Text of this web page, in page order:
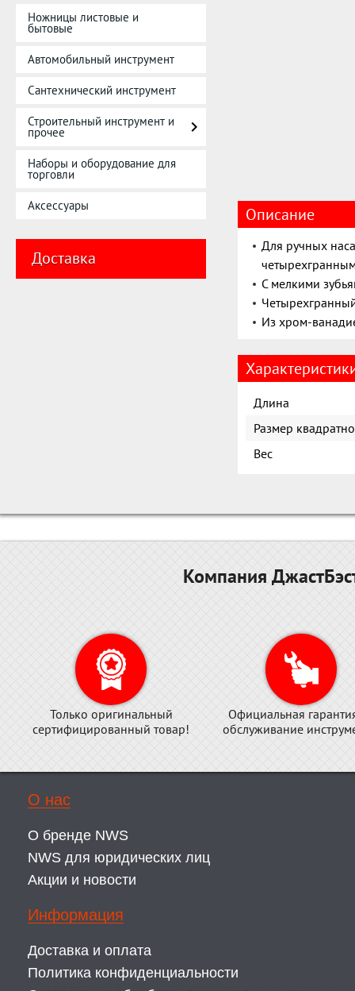
Ножницы листовые и
бытовые
Автомобильный инструмент
Сантехнический инструмент
Строительный инструмент и
прочее
Наборы и оборудование для
торговли
Аксессуары
Доставка
Описание
Для ручных
С мелкими
Из хром-
Длина
Размер
Вес
Компания
Только оригинальный
сертифицированный товар!
Официальная
обслуживание
О нас
О бренде NWS
NWS для юридических лиц
Акции и новости
Информация
Доставка и оплата
Политика конфиденциальности